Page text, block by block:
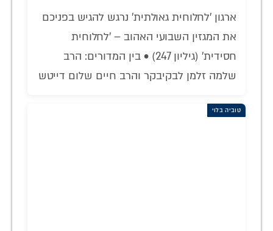
ארגון 'לחלוחית גאולתית' נרגש להגיש בפניכם
את המגזין השבועי האהוב – 'לחלוחית
חסידית' (גיליון 247) • בין המדורים: הרב
שלמה זלמן לבקיבקר והרב חיים שלום דייטש
טוביה בלוי